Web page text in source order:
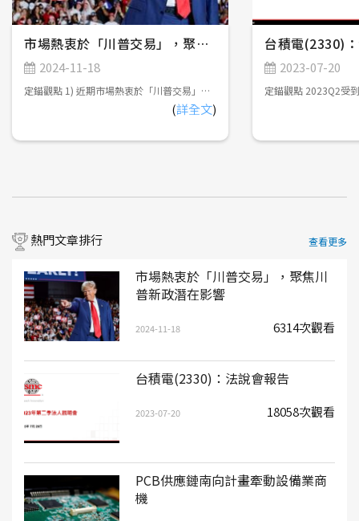
市場熱衷於「川普交易」，聚焦川普新政潛在影響
2024-11-18
定錨觀點 1) 近期市場熱衷於「川普交易」，尤其擔憂提高關稅將引發輸入型通膨，影響FED寬鬆貨幣政策的延續性，但實際上，川普高喊提高關稅的主要目的在於強迫各國政府與美國進行雙邊貿易談判，以及促使全球供應鏈重組，對於通膨的中長期影響可能會遠低於市場預期。 2) 川普將提供便宜能源、優惠稅率......等條件，並建立關稅壁壘，吸引海外企業前往美國投資，增加本土就業機會，創造薪資、通膨穩定上升的環境；而FED將延續寬鬆貨幣政策，維持穩定的利率及就業環境，美股短多、中持平、長多，美債短空、中持平、長偏多，美元短多、中震盪、長偏空。 3) 川普對台灣晶片課稅僅為選舉語言，對台灣半導體產業幾乎無影響，但有可能導致電子資通訊產業加速調整全球供應鏈佈局。此外，台灣航太軍工產業，可期待美國釋出無人機訂單，以及雙方加強技術合作的機會。 市場熱衷於「川普交易」(Trump Trade) 2024年美國總統大選由共和黨候選人川普(Donald Trump)以312張選舉人票勝出，預計2025年1月20日宣誓就職，重返白宮。此外，共和黨在參議院及眾議院皆成功拿下多數席次，接近「完全執政」，故近期市場熱衷於「川普交易」，亦即臆測川普在選前提出的政策主張對於美國經濟的影響，包括以下幾點： 1) 提高關稅：對中國課徵超過60%關稅，並減少向中國進口必需品。對其他國家則課徵10~20%關稅。 美國商品貿易年進口額超過3兆美元，佔美國GDP超過10%，如果對所有國家課徵10~20%關稅，並且針對中國課徵超過60%關稅，恐導致進口商品價格上漲，衝擊消費者購買力。 2) 減稅：企業所得稅率從21%調降至20%，對於在美國製造產品的公司，進一步調降稅率至15%。此外，將取消小費、社會安全福利金、加班工資的所得稅。 減稅政策可減輕企業及個人納稅負擔，提高企業獲利及民眾可支配所得，並在一定程度上抵銷前述進口商品價格上漲對於消費者購買力的衝擊；然而，減稅政策將增加政府財政壓力，有可能必須擴大舉債支應，導致美債殖利率上升、價格下跌。定錨認為，未來川普政府將透過「政府效率部」裁撤不必要的政府組織，削減政府支出，確保美國財政收支平衡。 3) 移民監管政策：加強邊境管制，驅逐非法移民。 限制移民將會減少勞動力供給，有可能導致薪資成長、通膨升溫，影響聯準會(FED)寬鬆貨幣政策的延續性，且近期FOMC會議已開始暗示降息步調有可能會開始放緩(詳見2024年11月9日發佈「FED再度降息1碼，市場關注降息步調能否延續」)，不利於債券市場行情。以產業別來看，雇用大量低階勞工的服務業將首當其衝，而高科技產業所受影響相對輕微。 4) 偏好傳統能源：將減少國內環保法規，鼓勵原油開採，並退出巴黎氣候協定。 鼓勵頁岩油開採將使全球原油供給增加，有助於穩定國際原油價格，而美國身為全球最大原油消費國，在國際原油價格維持穩定的情況下，可緩和提高關稅及移民監管政策帶來的通膨上升壓力。 5) 鼓勵製造業回流，反對多邊協定：主張「美國優先」理念，鼓勵製造業回流，抵制傳統的多邊貿易協定，強調雙邊談判，以確保美國在每項協定中獲得實質利益。 川普有可能會推出相關政策，吸引海外企業前往美國投資，導致全球資金流入美國，帶動美元匯率短期走勢轉強。 綜合以上，近期金融市場「川普交易」的主軸，主要關注提高關稅、加強移民監管政策，並提供優惠稅率吸引海外企業前往美國投資，增加本土就業機會，恐引發通膨復燃，帶動美股、美元匯率短期走勢轉強，美債短期走勢疲弱。 「川普交易」的反思 在川普正式就職後，目前市場熱衷的「川普交易」能否延續，仍須觀察選前支票的實際執行程度。 定錨認為，川普高喊提高關稅的主要目的在於以下兩點： 1) 強迫各國政府與美國進行雙邊貿易談判：以關稅作為籌碼，脅迫對美國享有巨大貿易順差的國家，能夠主動向美國投誠，包括擴大向美國購買商品，或是前往美國投資，緩解美國貿易逆差持續擴大的問題。以台灣為例，川普有可能會要求台灣擴大購買農產品、軍火、能源，或是要求台積電擴大美國建廠規模，藉此平衡貿易逆差。 2) 促使全球供應鏈重組：對中國課徵高額關稅，迫使製造業持續流出中國，遷移至其他低成本國家，例如東南亞地區。 也就是說，川普並不希望真的課到關稅，導致國內面臨輸入型通膨，否則將會影響到FED寬鬆貨幣政策的延續性，也不利於創造弱勢美元環境，強化「美國製造」的出口競爭力。實際上，川普的真正目的是提供便宜能源、優惠稅率......等條件，並建立關稅壁壘，吸引海外企業前往美國投資，增加本土就業機會，創造薪資、通膨穩定上升的環境，故提高關稅對於美國通膨升溫的實質影響，有可能會遠低於市場預期，且不能忽略能源價格穩定對於改善通膨的正面效益，讓聯準會得以延續寬鬆貨幣政策，美股、美債、美元中長期走勢仍會回歸基本面。 1) 美股：短多、中持平、長多。 2024年底以前，市場持續熱衷於「川普交易」，帶動美股持續上漲；在川普上任後，有可能陸續推出關稅、移民監管政策，須持續觀察2025下半年美國是否會面臨通膨升溫、經濟成長放緩的風險；長期則受惠於企業擴大導入AI促進生產效率提升，以及「美國製造」增加本土就業機會。 2) 美債：短空、中持平、長偏多 2024年底以前，市場持續熱衷於「川普交易」，帶動美債殖利率維持高檔、價格承壓；在川普上任後，美債行情可望回歸聯準會貨幣政策，2025年底以前維持緩步降息基調不變，可望帶動短債殖利率下降、價格上漲，但長債殖利率下降空間有限、價格潛在上漲空間不大，以領取配息為主；2026年以後則觀察聯準會能否成功將通膨控制在2%以內，並維持穩定的利率及就業環境，帶動中性利率進一步下降。 3) 美元：短多、中震盪、長偏空 2024年底以前，市場持續熱衷於「川普交易」，帶動美元匯率持續走強；在川普上任後，各項政策陸續推出，對於美元走勢造成多方面的影響，恐導致美元匯率區間震盪；2026年以後則有可能因減稅政策導致財政赤字擴大，以及川普希望創造弱勢美元環境，強化「美國製造」的出口競爭力，促使美元匯率轉弱。參考以往共和黨執政期間，皆採取弱勢美元政策(詳見【圖一】) 【圖一】2000年以來美國共和黨執政期間對應美元指數走勢 對台灣產業潛在影響 儘管川普在選舉期間，高喊要對台灣製造的晶片課徵關稅，但觀察台灣近年對美國出口產品前三大項目，分別是資通訊產品、基本金屬及其製品、電機/機械產品，半導體甚至連前十大都排不進去，主因美國是終端產品消費國，並非是半成品製造加工國，而晶片通常是以半成品型態直接出貨至ODM廠進行打板上料，不會以成品型態銷售至消費者手上。 定錨認為，川普的選舉語言主要是希望改善美國對台灣的貿易逆差，但川普新政仍會對台灣各大產業造成不同程度的影響，相關評估如下： 1) 半導體產業：先進製程需求維持強勁，成熟製程可望受惠於川普擴大半導體禁令。 根據前次台積電法說會，美國廠量產初期毛利率將低於公司平均值，如果川普要求台積電擴大美國建廠規模，確實有可能會稀釋台積電毛利率表現。然而，美國建廠曠日廢時，以台積電於2020年5月首次宣布將在美國建廠，首座工廠將於2025年初正式量產，建廠期間約4.5年，已超越川普本次任期，新政府上台後台積電未必會延續擴大美國建廠規模的策略，故不會有立即性的影響。未來數年內，台積電仍將受惠於AI快速發展，對於先進製程、先進封裝的需求迫切，帶動營收持續成長。 台系成熟製程半導體廠商近期受到中國半導體產業崛起，並積極推動國產化，導致產能利用率普遍低迷；如果川普擴大半導體禁令，並要求美國企業半導體採購策略「去中國化」，則台系成熟製程半導體廠商可望受惠於轉單效應。 台系IC設計公司，可以依照客戶需求，靈活調整在台灣或中國半導體廠商投片策略，相對不受影響。 2) 電子資通訊產業：將加速調整全球供應鏈佈局，規避關稅。 台系ODM廠在全球NB市佔率70%以上，在全球伺服器市佔率90%以上，過去主要在中國生產，但在2018年川普啟動中美貿易戰後，高階產品逐步回流台灣生產，而低階產品則遷移至東南亞、墨西哥、印度......等低成本國家生產。如果川普進一步提高對中國課徵高額關稅，有可能導致台系ODM廠加速調整全球供應鏈佈局。 值得留意的是，為防止業者利用墨西哥洗產地，藉以規避美國關稅，川普提出美墨加貿易協定重新談判，在墨西哥設廠的ODM廠，包括廣達、緯創、和碩、仁寶、英業達、緯穎......等，將面臨潛在不確定性。 3) 面板產業：課稅難度高，影響有限。 面板與晶片相同，屬於上游零組件，通常會直接出貨給ODM廠進行組裝加工，受關稅影響不大。此外，美系設備廠已淡出LCD設備市場，故川普也很難仿效半導體產業，透過設備取得限制，阻礙中國面板產業發展。 4) 汽車產業：有利於Tesla供應鏈。 川普主張取消電動車相關補助，雖不利於電動車銷售，但市場仍期待川普任命馬斯克(Elon Musk)就任效率委員會共同主席後，馬斯克將獲得更大的政策影響力，可望促使各州政府加速Robotaxi無人駕駛服務審核流程，使得Tesla在無人駕駛服務搶得先機。 5) 航太軍工：台系供應鏈期待無人機訂單 預期川普將加強國防支出，以及與盟友的軍事合作關係，台灣航太軍工產業可望受惠於美國釋出無人機相關訂單，以及擴大技術合作的機會，強化在美國「第一島鏈」的戰略地位。此外，由於台灣軍規認證對於「去中國化」審查非常嚴謹，可避免紅色供應鏈的疑慮，故獲得台灣軍規認證的航太軍工產品，對於國際買家相當具有吸引力，藉由與美國的合作，可望打開國際市場。 6) 工具機：技術能力不足，難以受惠於「美國製造」。 台灣工具機產業長期依賴美國及中國市場，如果川普上任後積極推動「美國製造」，並對中國製工具機課徵高額關稅，勢必要向其他國家採購工具機。然而，美國人工成本高昂，製造業勢必要實現高度自動化，才能擁有成本競爭力，但台系工具機業者受限於技術能力不足，高階工具機仍由日本、德國業者寡佔，在日圓匯率弱勢的情況下，台系工具機業者較難爭取訂單。 7) 鋼鐵業：弊大於利，但特定廠商可望受惠。 川普於2018年對進口鋼鐵產品加徵25%關稅，對包括台灣在內的多個鋼鐵出口國造成影響，但也因此嘉惠美國鋼鐵業。台系鋼鐵業者大成鋼，在美國設有生產據點及銷售通路，為美國最大鋁捲板通路商、前四大不鏽鋼通路商，可望受惠。 目前台灣出口至美國的產品型態，主要是加工過後的金屬製品，例如水龍頭、手工具機、螺絲螺帽......等，如果川普對這些產品課徵關稅，相關業者恐受到波及。
(詳全文)
台積電(2330)
2023-07-20
熱門文章排行 查看更多
市場熱衷於「川普交易」，聚焦川
普新政潛在影響
2024-11-18 6314次觀看
台積電(2330)：法說會報告
2023-07-20 18058次觀看
PCB供應鏈南向計畫牽動設備業商
機